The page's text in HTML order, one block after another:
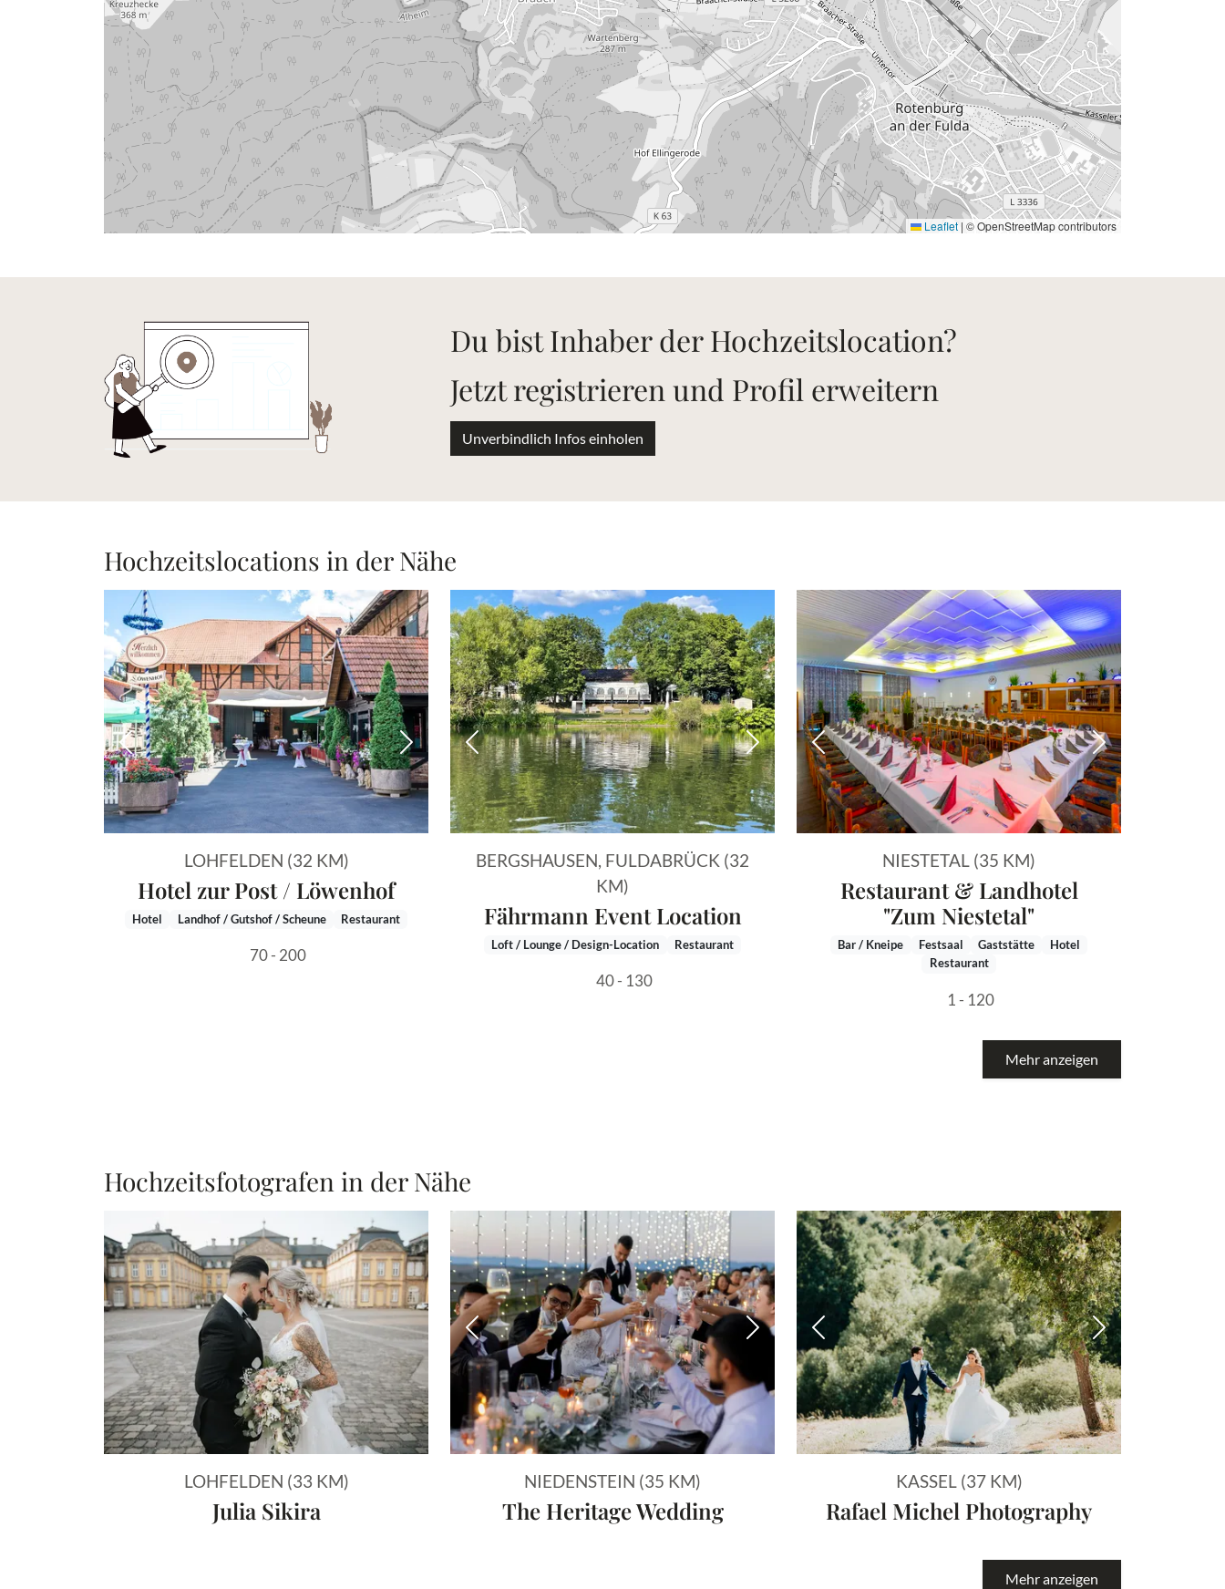
Leaflet | © OpenStreetMap contributors
Du bist Inhaber der Hochzeitslocation?
Jetzt registrieren und Profil erweitern
Unverbindlich Infos einholen
Hochzeitslocations in der Nähe
Vorheriges Bild Nächstes Bild
LOHFELDEN (32 KM)
Hotel zur Post / Löwenhof
Hotel Landhof / Gutshof / Scheune Restaurant
70 - 200
Vorheriges Bild Nächstes Bild
BERGSHAUSEN, FULDABRÜCK (32
KM)
Fährmann Event Location
Loft / Lounge / Design-Location Restaurant
40 - 130
Vorheriges Bild Nächstes Bild
NIESTETAL (35 KM)
Restaurant & Landhotel
"Zum Niestetal"
Bar / Kneipe Festsaal Gaststätte
Hotel
Restaurant
1 - 120
Mehr anzeigen
Hochzeitsfotografen in der Nähe
LOHFELDEN (33 KM)
Julia Sikira
Vorheriges Bild Nächstes Bild
NIEDENSTEIN (35 KM)
The Heritage Wedding
Vorheriges Bild Nächstes Bild
KASSEL (37 KM)
Rafael Michel Photography
Mehr anzeigen